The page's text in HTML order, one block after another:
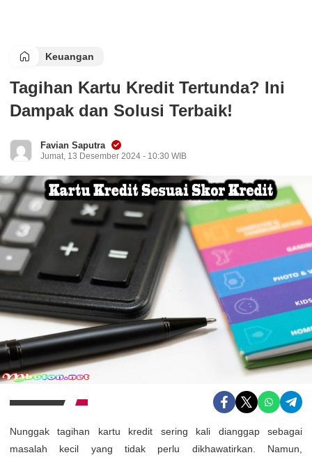
Keuangan
Tagihan Kartu Kredit Tertunda? Ini
Dampak dan Solusi Terbaik!
Favian Saputra
Jumat, 13 Desember 2024 - 10:30 WIB
Nunggak tagihan kartu kredit sering kali dianggap sebagai
masalah kecil yang tidak perlu dikhawatirkan. Namun,